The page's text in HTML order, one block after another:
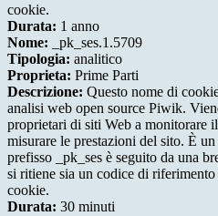
cookie.
Durata: 1 anno
Nome: _pk_ses.1.5709
Tipologia: analitico
Proprieta: Prime Parti
Descrizione: Questo nome di
analisi web open source Piwik.
proprietari di siti Web a monitorare
misurare le prestazioni del sito. È
prefisso _pk_ses è seguito da una
si ritiene sia un codice di
cookie.
Durata: 30 minuti